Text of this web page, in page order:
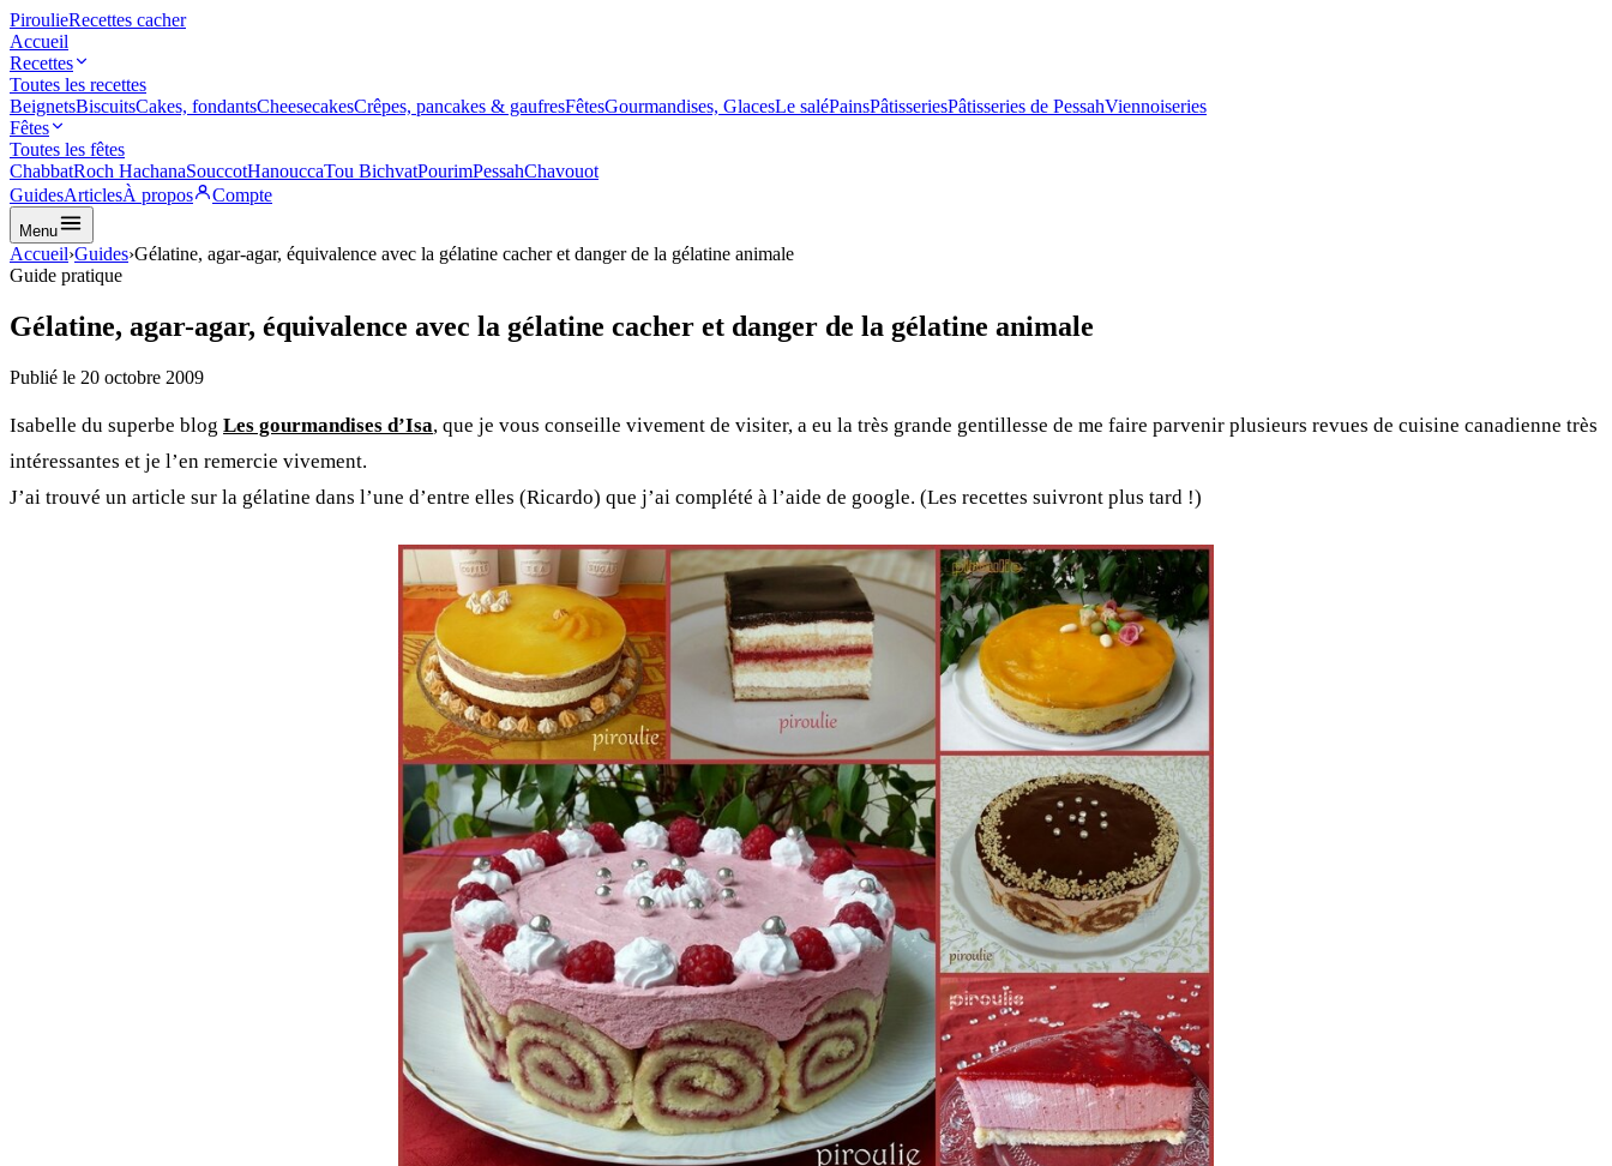
PiroulieRecettes cacher
Accueil
Recettes
Toutes les recettes
BeignetsBiscuitsCakes, fondantsCheesecakesCrêpes, pancakes & gaufresFêtesGourmandises, GlacesLe saléPainsPâtisseriesPâtisseries de PessahViennoiseries
Fêtes
Toutes les fêtes
ChabbatRoch HachanaSouccotHanouccaTou BichvatPourimPessahChavouot
GuidesArticlesÀ propos Compte
Menu
Accueil›Guides›Gélatine, agar-agar, équivalence avec la gélatine cacher et danger de la gélatine animale
Guide pratique
Gélatine, agar-agar, équivalence avec la gélatine cacher et danger de la gélatine animale
Publié le 20 octobre 2009
Isabelle du superbe blog Les gourmandises d’Isa, que je vous conseille vivement de visiter, a eu la très grande gentillesse de me faire parvenir plusieurs revues de cuisine canadienne très
intéressantes et je l’en remercie vivement.
J’ai trouvé un article sur la gélatine dans l’une d’entre elles (Ricardo) que j’ai complété à l’aide de google. (Les recettes suivront plus tard !)